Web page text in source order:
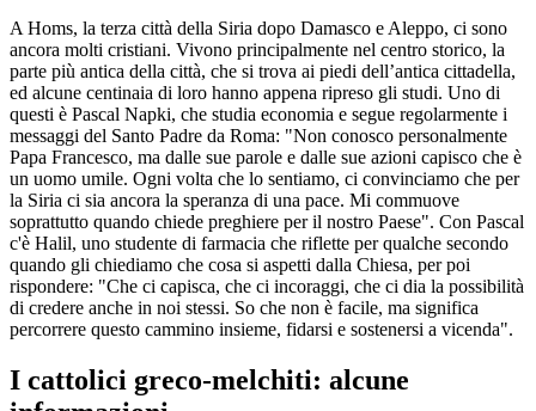
A Homs, la terza città della Siria dopo Damasco e Aleppo, ci sono
ancora molti cristiani. Vivono principalmente nel centro storico, la
parte più antica della città, che si trova ai piedi dell’antica cittadella,
ed alcune centinaia di loro hanno appena ripreso gli studi. Uno di
questi è Pascal Napki, che studia economia e segue regolarmente i
messaggi del Santo Padre da Roma: "Non conosco personalmente
Papa Francesco, ma dalle sue parole e dalle sue azioni capisco che è
un uomo umile. Ogni volta che lo sentiamo, ci convinciamo che per
la Siria ci sia ancora la speranza di una pace. Mi commuove
soprattutto quando chiede preghiere per il nostro Paese". Con Pascal
c'è Halil, uno studente di farmacia che riflette per qualche secondo
quando gli chiediamo che cosa si aspetti dalla Chiesa, per poi
rispondere: "Che ci capisca, che ci incoraggi, che ci dia la possibilità
di credere anche in noi stessi. So che non è facile, ma significa
percorrere questo cammino insieme, fidarsi e sostenersi a vicenda".
I cattolici greco-melchiti: alcune